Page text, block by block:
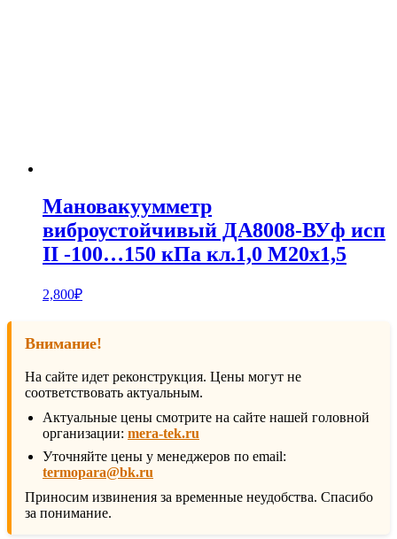
Мановакуумметр
виброустойчивый ДА8008-ВУф исп
II -100…150 кПа кл.1,0 М20х1,5
2,800₽
Внимание!
На сайте идет реконструкция. Цены могут не
соответствовать актуальным.
Актуальные цены смотрите на сайте нашей головной
организации: mera-tek.ru
Уточняйте цены у менеджеров по email:
termopara@bk.ru
Приносим извинения за временные неудобства. Спасибо
за понимание.